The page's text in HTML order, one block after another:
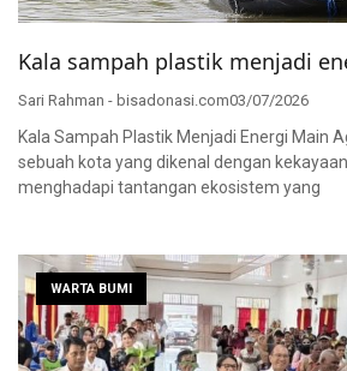
Kala sampah plastik menjadi
Sari Rahman - bisadonasi.com03/07/2026
Kala Sampah Plastik Menjadi Energi Main
sebuah kota yang dikenal dengan
menghadapi tantangan ekosistem yang
WARTA BUMI